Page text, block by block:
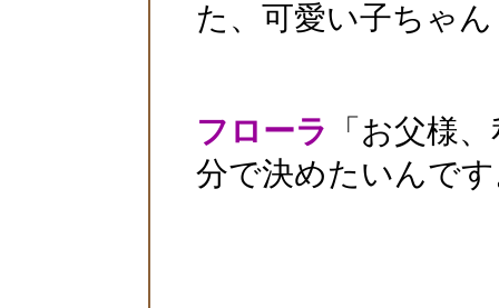
た、可愛い子ちゃ
フローラ
「お父様
分で決めたいんで